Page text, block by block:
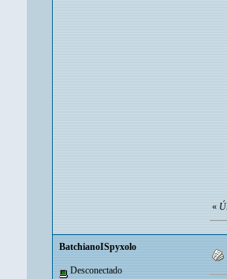
«
BatchianoISpyxolo
Desconectado